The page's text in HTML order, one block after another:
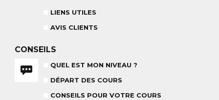
NOS TARIFS
POUR CET HIVER
CONSEILS POUR VOTRE COURS
CONSEILS AUX PARENTS
RÉSULTAT DES TESTS
BABY CLUB
18 MOIS À 3 ANS
COURS DE SKI ENFANTS & TEAM
LIENS UTILES
AVIS CLIENTS
CONSEILS
QUEL EST MON NIVEAU ?
DÉPART DES COURS
CONSEILS POUR VOTRE COURS